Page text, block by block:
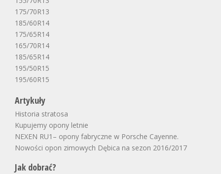
175/70R13
185/60R14
175/65R14
165/70R14
185/65R14
195/50R15
195/60R15
Artykuły
Historia stratosa
Kupujemy opony letnie
NEXEN RU1– opony fabryczne w Porsche Cayenne.
Nowości opon zimowych Dębica na sezon 2016/2017
Jak dobrać?